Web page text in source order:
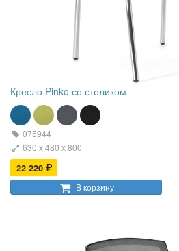
Кресло Pinko со столиком
075944
630 х 480 х 800
22 220
В корзину